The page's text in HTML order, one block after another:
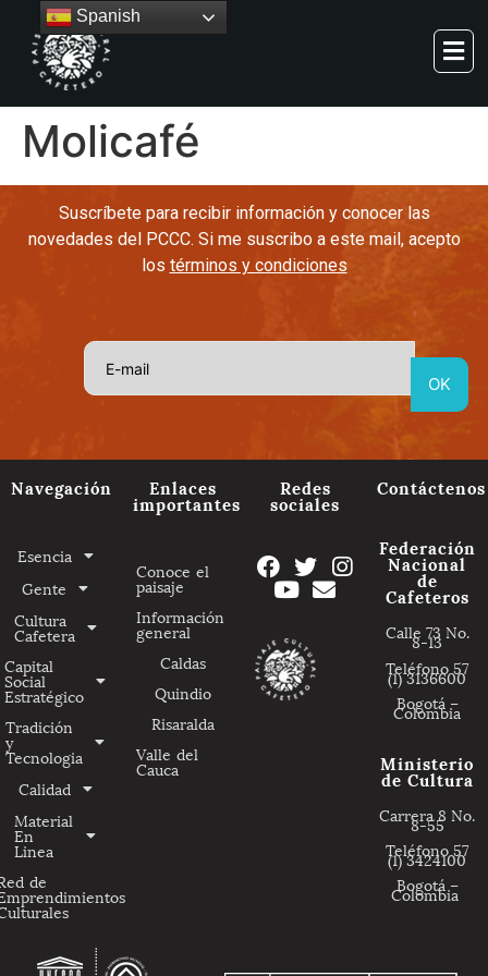
Molicafé
Suscríbete para recibir información y conocer las
novedades del PCCC. Si me suscribo a este mail, acepto
los términos y condiciones
Navegación
Esencia
Gente
Cultura
Cafetera
Capital
Social
Estratégico
Tradición
y
Tecnologia
Calidad
Material
En
Linea
de
Enlaces
importantes
Conoce el
paisaje
Información
general
Caldas
Quindio
Risaralda
Valle del
Cauca
Redes
sociales
Contáctenos
Federación
Nacional
de
Cafeteros
Calle 73 No.
8-13
Teléfono 57
(1) 3136600
Bogotá –
Colombia
Ministerio
de Cultura
Carrera 8 No.
8-55
Teléfono 57
(1) 3424100
Bogotá –
Colombia
Spanish